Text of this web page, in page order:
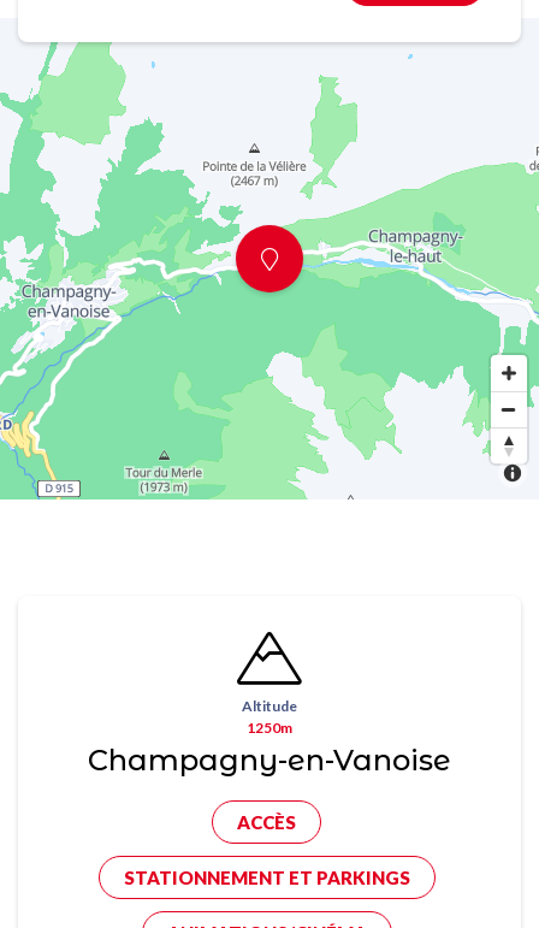
Altitude
1250m
Champagny-en-Vanoise
ACCÈS
STATIONNEMENT ET PARKINGS